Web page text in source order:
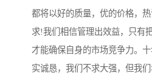
都将以好的质量，优的价格，
求!我们相信管理出效益，只有
才能确保自身的市场竞争力。
实诚恳，我们不求大强，但我